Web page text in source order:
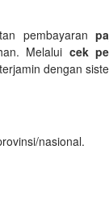
pembayaran
Melalui cek
dengan
nasional.